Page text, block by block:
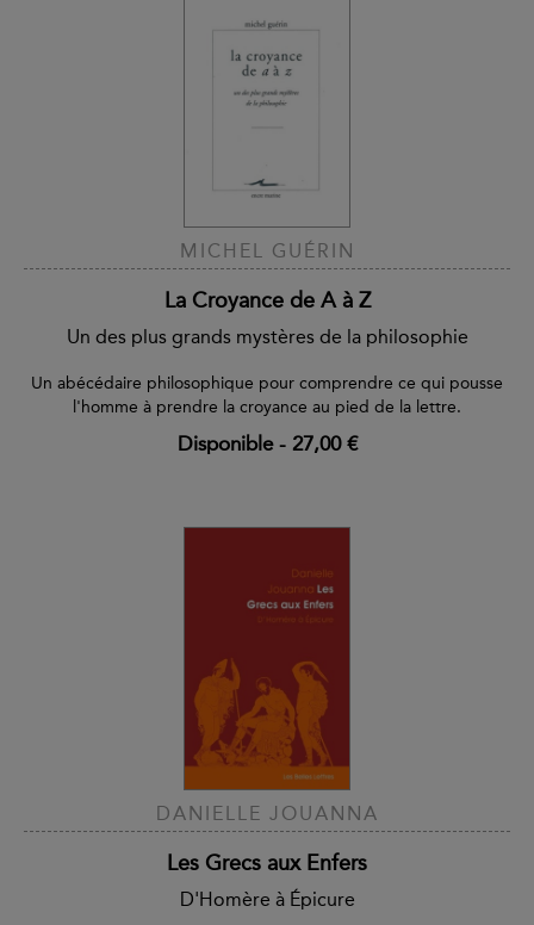
MICHEL GUÉRIN
La Croyance de A à Z
Un des plus grands mystères de la philosophie
Un abécédaire philosophique pour comprendre ce qui pousse
l'homme à prendre la croyance au pied de la lettre.
Disponible- 27,00 €
DANIELLE JOUANNA
Les Grecs aux Enfers
D'Homère à Épicure